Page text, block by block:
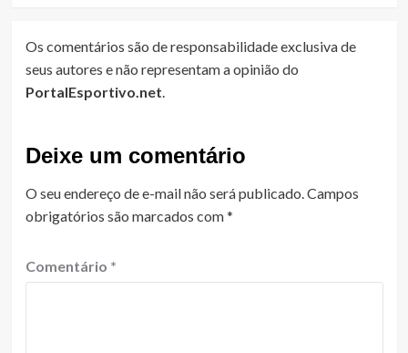
Os comentários são de responsabilidade exclusiva de
seus autores e não representam a opinião do
PortalEsportivo.net
Deixe um comentário
O seu endereço de e-mail não será publicado. Campos
obrigatórios são marcados com*
Comentário *